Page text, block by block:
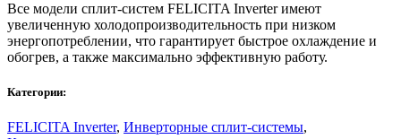
Все модели сплит-систем FELICITA Inverter имеют
увеличенную холодопроизводительность при низком
энергопотреблении, что гарантирует быстрое охлаждение и
обогрев, а также максимально эффективную работу.
Категории:
FELICITA Inverter, Инверторные сплит-системы,